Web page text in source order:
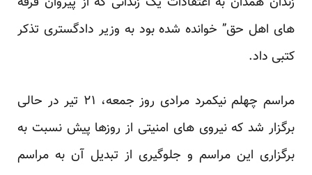
های اهل حق” خوانده شده بود به وزیر دادگستری تذکر
کتبی داد.
مراسم چهلم نیکمرد مرادی روز جمعه، ۲۱ تیر در حالی
برگزار شد که نیروی های امنیتی از روزها پیش نسبت به
برگزاری این مراسم و جلوگیری از تبدیل آن به مراسم